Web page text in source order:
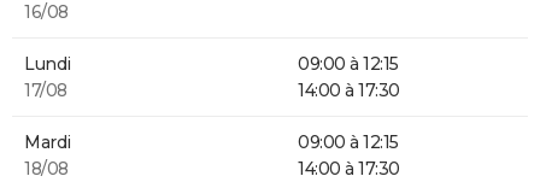
16/08
Lundi
17/08
09:00 à 12:15
14:00 à 17:30
Mardi
18/08
09:00 à 12:15
14:00 à 17:30